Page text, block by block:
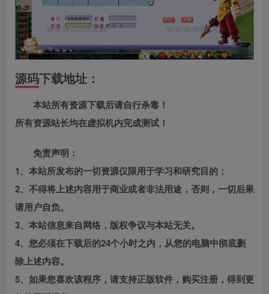
源码下载地址：
本站所有资源下载后请自行杀毒！
所有资源站长均在虚拟机内完成测试！
免责声明：
1、本站所发布的一切资源仅限用于学习和研究目的；
2、不得将上述内容用于商业或者非法用途，否则，一切后果
请用户自负。
3、本站信息来自网络，版权争议与本站无关。
4、您必须在下载后的24个小时之内，从您的电脑中彻底删
除上述内容。
5、如果您喜欢该程序，请支持正版软件，购买注册，得到更